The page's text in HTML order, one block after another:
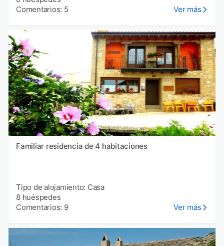
Comentarios: 5
Ver más
Familiar residencia de 4 habitaciones
Tipo de alojamiento: Casa
8 huéspedes
Comentarios: 9
Ver más